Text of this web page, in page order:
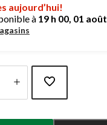
aujourd’hui!
à 19 h 00, 01 août